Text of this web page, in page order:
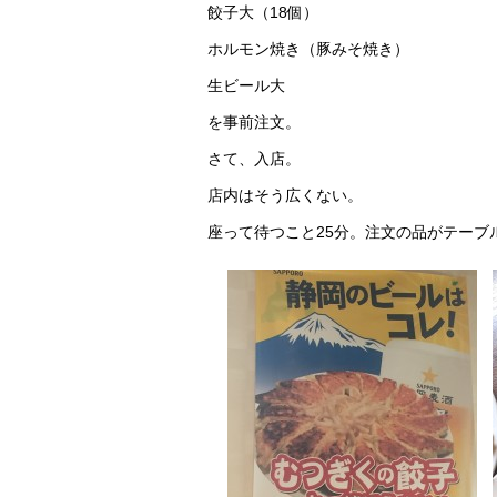
餃子大（18個）
ホルモン焼き（豚みそ焼き）
生ビール大
を事前注文。
さて、入店。
店内はそう広くない。
座って待つこと25分。注文の品がテーブ